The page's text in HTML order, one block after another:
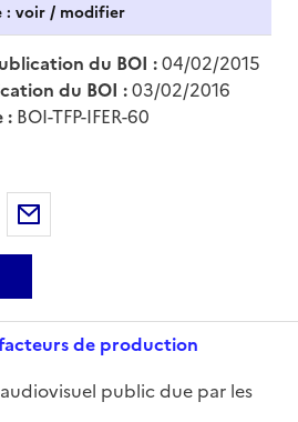
: voir / modifier
du BOI :04/02/2015
du BOI :03/02/2016
: BOI-TFP-IFER-60
au format pdf
Twitter
Partager sur LinkedIn
facteurs de production
public due par les